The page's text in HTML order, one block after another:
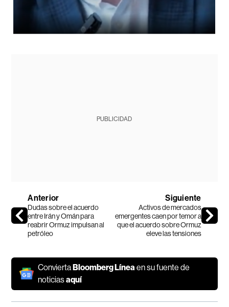
PUBLICIDAD
Anterior
Dudas sobre el acuerdo
entre Irán y Omán para
reabrir Ormuz impulsan al
petróleo
Siguiente
Activos de mercados
emergentes caen por temor a
que el acuerdo sobre Ormuz
eleve las tensiones
ConviertaBloomberg Línea en su fuente de
noticiasaquí